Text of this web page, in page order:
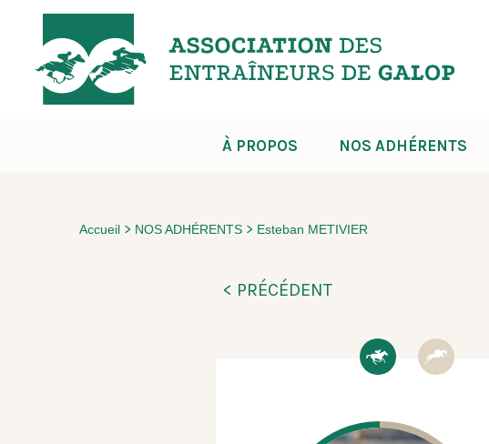
À PROPOS NOS ADHÉRENTS
Accueil > NOS ADHÉRENTS > Esteban METIVIER
< PRÉCÉDENT